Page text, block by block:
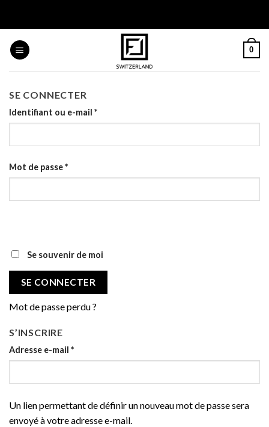
0
SE CONNECTER
Identifiant ou e-mail *
Mot de passe*
Se souvenir de moi
SE CONNECTER
Mot de passe perdu ?
S’INSCRIRE
Adresse e-mail *
Un lien permettant de définir un nouveau mot de passe sera
envoyé à votre adresse e-mail.